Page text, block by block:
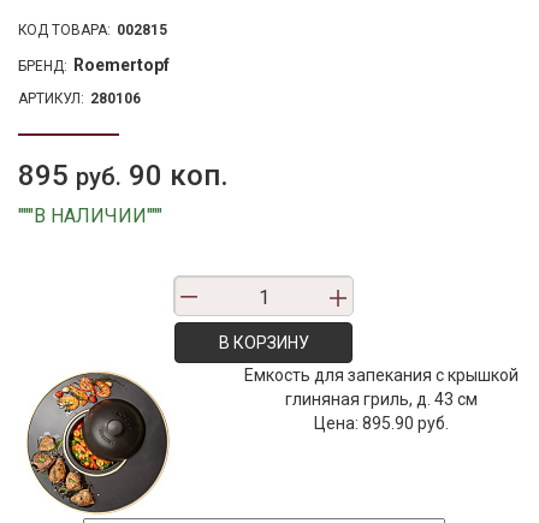
КОД ТОВАРА: 002815
БРЕНД: Roemertopf
АРТИКУЛ: 280106
895 руб. 90 коп.
"""В НАЛИЧИИ"""
В КОРЗИНУ
Емкость для запекания с крышкой
глиняная гриль, д. 43 см
Цена:895.90 руб.